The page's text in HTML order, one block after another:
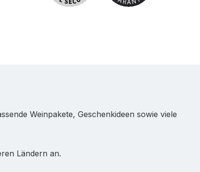
Weinpakete, Geschenkideen sowie viele
Ländern an.